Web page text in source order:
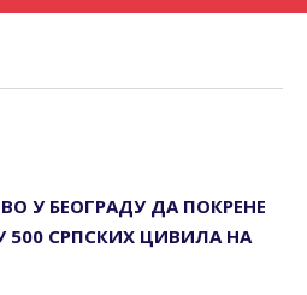
У БЕОГРАДУ ДА ПОКРЕНЕ
500 СРПСКИХ ЦИВИЛА НА